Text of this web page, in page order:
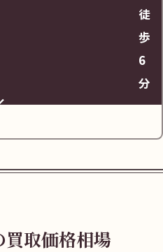
徒
歩
6
分
取価格相場